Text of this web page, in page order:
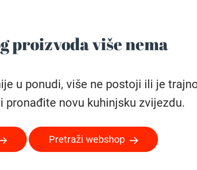
proizvoda više nema
u ponudi, više ne postoji ili je
pronađite novu kuhinjsku zvijezdu.
Pretraži webshop